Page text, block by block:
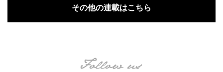
その他の連載はこちら